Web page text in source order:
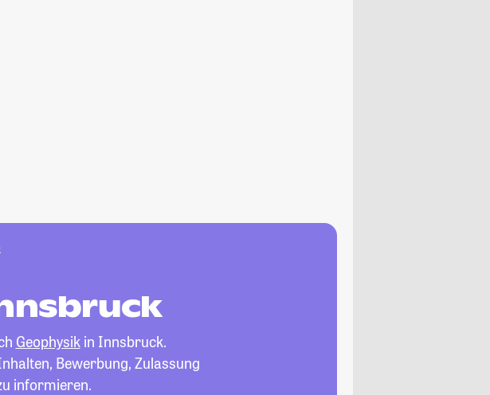
Geophysikin Innsbruck.
Bewerbung, Zulassung
informieren.